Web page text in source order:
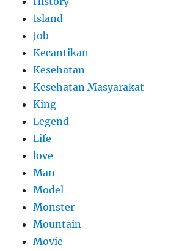
Island
Job
Kecantikan
Kesehatan
Kesehatan Masyarakat
King
Legend
Life
love
Man
Model
Monster
Mountain
Movie